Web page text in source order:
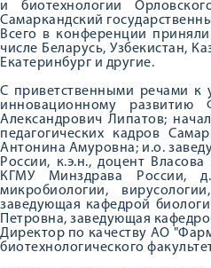
и биотехнологии
Самаркандский
Всего в конференции
числе Беларусь, Узбекистан,
Екатеринбург и другие.
С приветственными речами к
инновационному
Александрович Липатов;
педагогических кадров
Антонина Амуровна; и.о.
России, к.э.н., доцент
КГМУ Минздрава России,
микробиологии,
заведующая кафедрой
Петровна, заведующая
Директор по качеству АО
биотехнологического